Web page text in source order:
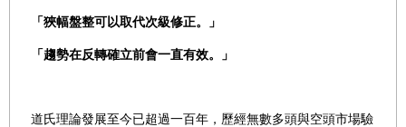
「狹幅盤整可以取代次級修正。」
「趨勢在反轉確立前會一直有效。」
道氏理論發展至今已超過一百年，歷經無數多頭與空頭市場驗